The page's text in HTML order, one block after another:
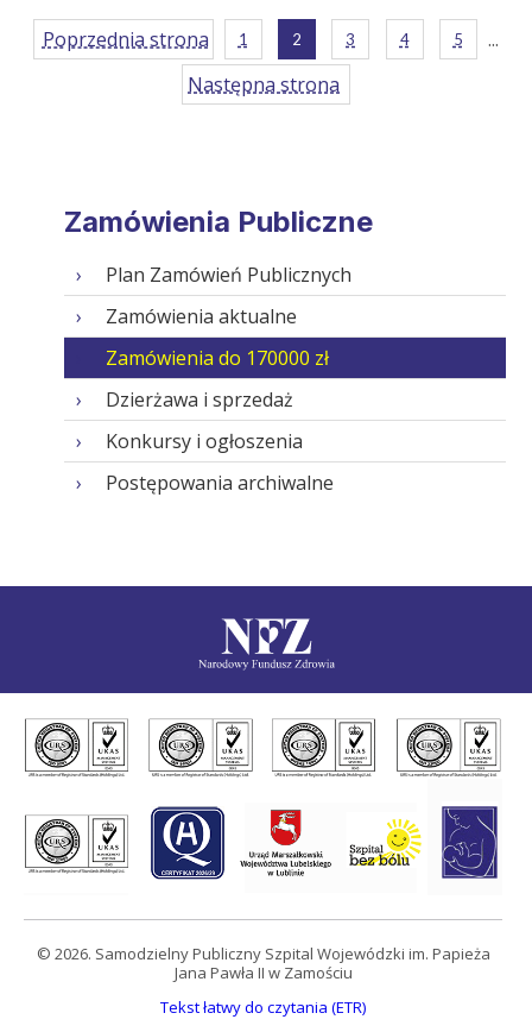
Poprzednia strona 1 2 3 4 5
...
Następna strona
Zamówienia Publiczne
Plan Zamówień Publicznych
Zamówienia aktualne
Zamówienia do 170000 zł
Dzierżawa i sprzedaż
Konkursy i ogłoszenia
Postępowania archiwalne
© 2026. Samodzielny Publiczny Szpital Wojewódzki im. Papieża
Jana Pawła II w Zamościu
Tekst łatwy do czytania (ETR)